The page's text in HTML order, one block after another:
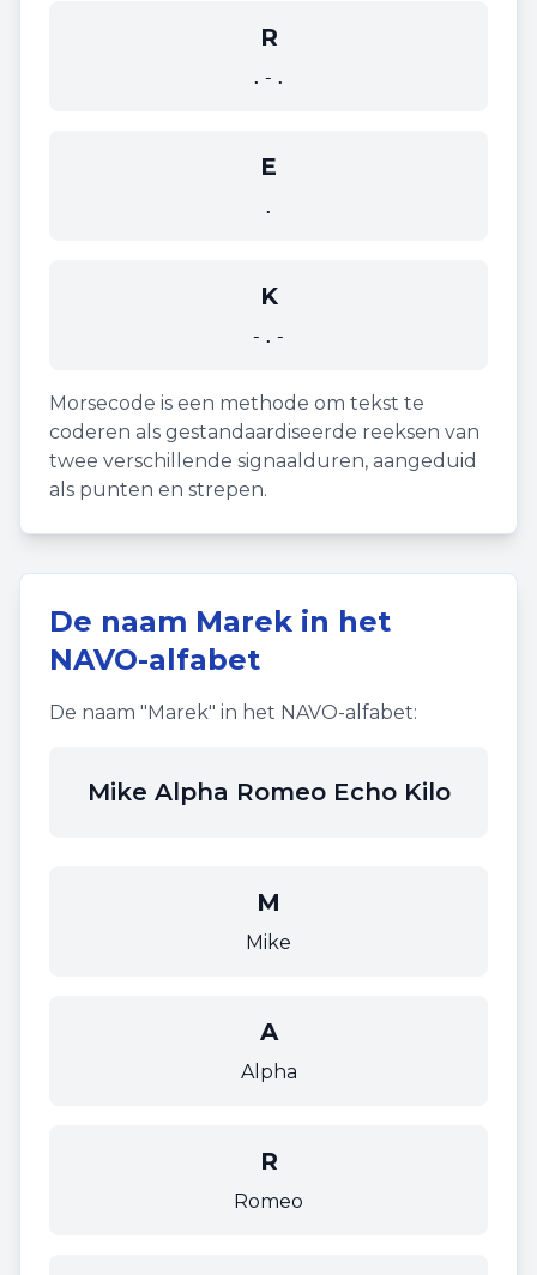
R
.-.
E
.
K
-.-
Morsecode is een methode om tekst te
coderen als gestandaardiseerde reeksen van
twee verschillende signaalduren, aangeduid
als punten en strepen.
De naam Marek in het
NAVO-alfabet
De naam "Marek" in het NAVO-alfabet:
Mike Alpha Romeo Echo Kilo
M
Mike
A
Alpha
R
Romeo